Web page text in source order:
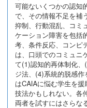
可能ないくつかの認知
で、その情報不足を補
抑制、行動混乱、コミ
ケーション障害を包括
考、条件反応、コンピ
は、口頭でのコミュニ
て(1)認知的再体制化
ジ法、(4)系統的脱感
はCAIAに悩む学生を
技法かもしれない。各
両者を試すにはさらな